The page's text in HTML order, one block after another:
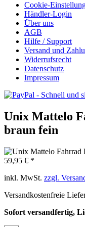
Cookie-
Händler-Login
Über uns
AGB
Hilfe / Support
Versand und
Widerrufsrecht
Datenschutz
Impressum
Unix Mattelo
braun fein
59,95 € *
inkl. MwSt. zzgl.
Versandkostenfreie
Sofort versandfertig,